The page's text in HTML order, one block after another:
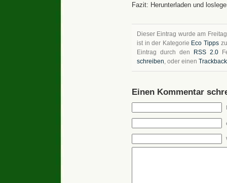
Fazit: Herunterladen und
Dieser Eintrag wurde am
ist in der Kategorie Eco Tipps
Eintrag durch den
RSS 2.0
schreiben, oder einen Trackback
Einen Kommentar